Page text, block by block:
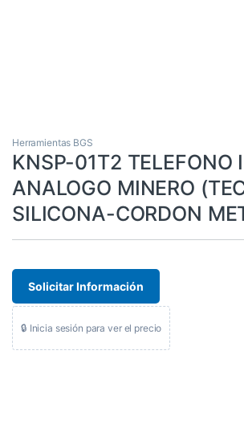
Herramientas BGS
KNSP-01T2 TELEFONO
ANALOGO MINERO
SILICONA-CORDON
Solicitar Información
🔒 Inicia sesión para ver el precio